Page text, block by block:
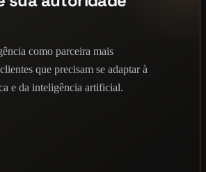
como parceira mais
que precisam se adaptar à
e da inteligência artificial.